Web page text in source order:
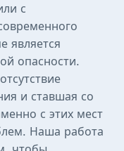
с
является
опасности.
и ставшая со
с этих мест
Наша работа